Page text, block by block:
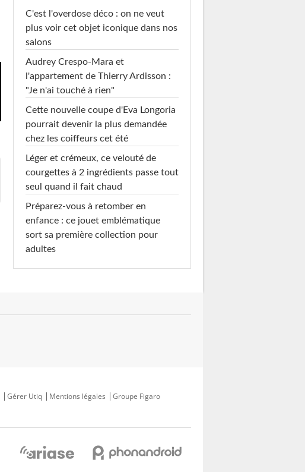
Des trophées comme
s'il en...
C'est l'overdose déco : on ne veut
plus voir cet objet iconique dans nos
salons
Audrey Crespo-Mara et
l'appartement de Thierry Ardisson :
"Je n'ai touché à rien"
Cette nouvelle coupe d'Eva Longoria
pourrait devenir la plus demandée
chez les coiffeurs cet été
Léger et crémeux, ce velouté de
courgettes à 2 ingrédients passe tout
seul quand il fait chaud
Préparez-vous à retomber en
enfance : ce jouet emblématique
sort sa première collection pour
adultes
Gérer Utiq Mentions légales
Groupe Figaro